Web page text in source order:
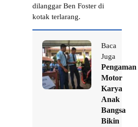
dilanggar Ben Foster di
kotak terlarang.
Baca
Juga
Pengaman
Motor
Karya
Anak
Bangsa
Bikin